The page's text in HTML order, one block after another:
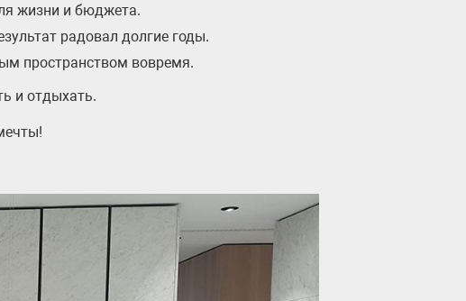
жизни и бюджета.
радовал долгие годы.
пространством вовремя.
и отдыхать.